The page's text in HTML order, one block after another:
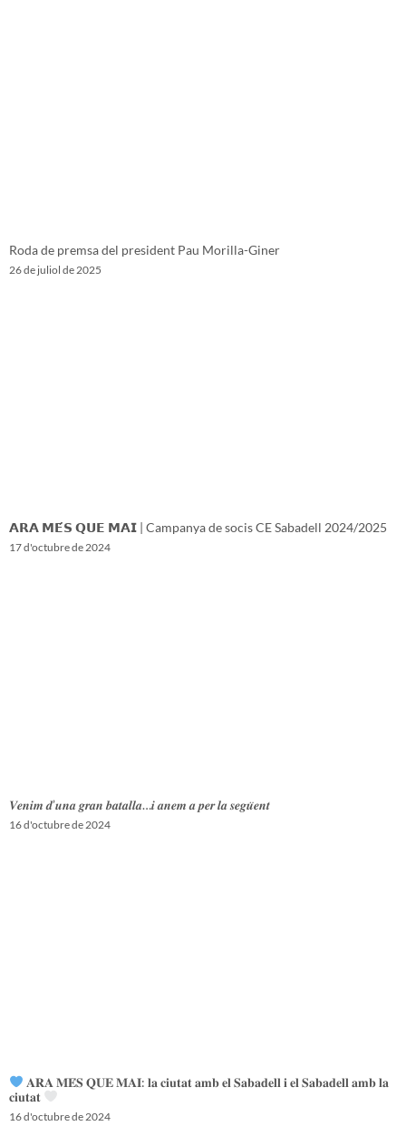
Roda de premsa del president Pau Morilla-Giner
26 de juliol de 2025
𝗔𝗥𝗔 𝗠𝗘́𝗦 𝗤𝗨𝗘 𝗠𝗔𝗜 | Campanya de socis CE Sabadell 2024/2025
17 d'octubre de 2024
𝑽𝒆𝒏𝒊𝒎 𝒅’𝒖𝒏𝒂 𝒈𝒓𝒂𝒏 𝒃𝒂𝒕𝒂𝒍𝒍𝒂…𝒊 𝒂𝒏𝒆𝒎 𝒂 𝒑𝒆𝒓 𝒍𝒂 𝒔𝒆𝒈𝒖̈𝒆𝒏𝒕
16 d'octubre de 2024
𝐀𝐑𝐀 𝐌𝐄́𝐒 𝐐𝐔𝐄 𝐌𝐀𝐈: 𝐥𝐚 𝐜𝐢𝐮𝐭𝐚𝐭 𝐚𝐦𝐛 𝐞𝐥 𝐒𝐚𝐛𝐚𝐝𝐞𝐥𝐥 𝐢 𝐞𝐥 𝐒𝐚𝐛𝐚𝐝𝐞𝐥𝐥 𝐚𝐦𝐛 𝐥𝐚
𝐜𝐢𝐮𝐭𝐚𝐭
16 d'octubre de 2024